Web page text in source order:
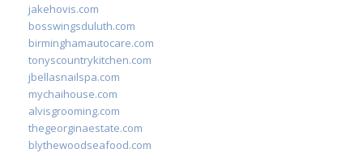
jakehovis.com
bosswingsduluth.com
birminghamautocare.com
tonyscountrykitchen.com
jbellasnailspa.com
mychaihouse.com
alvisgrooming.com
thegeorginaestate.com
blythewoodseafood.com